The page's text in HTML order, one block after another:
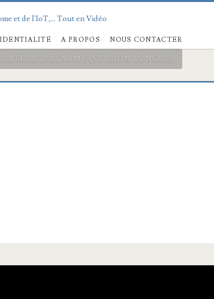
et de l'IoT,... Tout en Vidéo
A PROPOS NOUS CONTACTER
D’ALARME (VERSION LONGUE)